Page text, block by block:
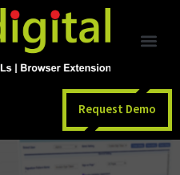
Request Demo